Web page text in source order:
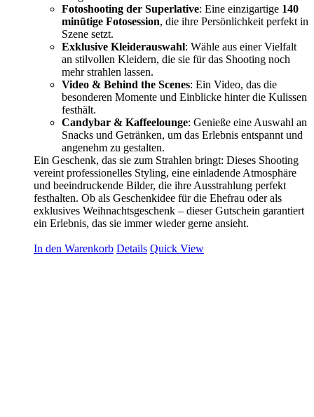
Fotoshooting der Superlative: Eine einzigartige 140
minütige Fotosession, die ihre Persönlichkeit perfekt in
Szene setzt.
Exklusive Kleiderauswahl: Wähle aus einer Vielfalt
an stilvollen Kleidern, die sie für das Shooting noch
mehr strahlen lassen.
Video & Behind the Scenes: Ein Video, das die
besonderen Momente und Einblicke hinter die Kulissen
festhält.
Candybar & Kaffeelounge: Genieße eine Auswahl an
Snacks und Getränken, um das Erlebnis entspannt und
angenehm zu gestalten.
Ein Geschenk, das sie zum Strahlen bringt: Dieses Shooting
vereint professionelles Styling, eine einladende Atmosphäre
und beeindruckende Bilder, die ihre Ausstrahlung perfekt
festhalten. Ob als Geschenkidee für die Ehefrau oder als
exklusives Weihnachtsgeschenk – dieser Gutschein garantiert
ein Erlebnis, das sie immer wieder gerne ansieht.
In den Warenkorb Details Quick View